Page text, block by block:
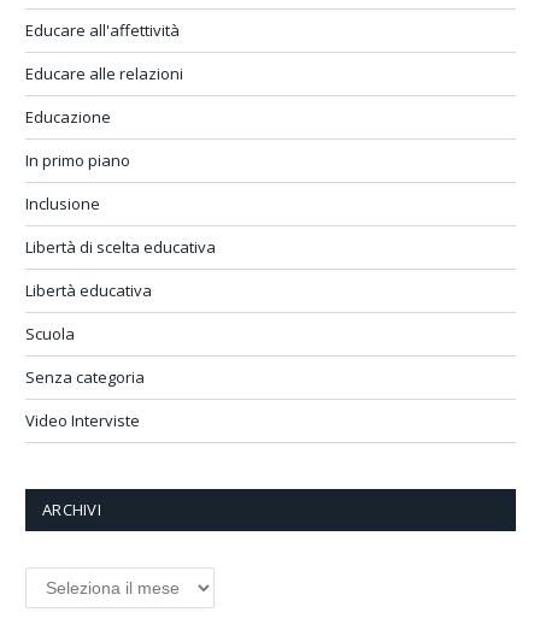
Educare all'affettività
Educare alle relazioni
Educazione
In primo piano
Inclusione
Libertà di scelta educativa
Libertà educativa
Scuola
Senza categoria
Video Interviste
ARCHIVI
Archivi